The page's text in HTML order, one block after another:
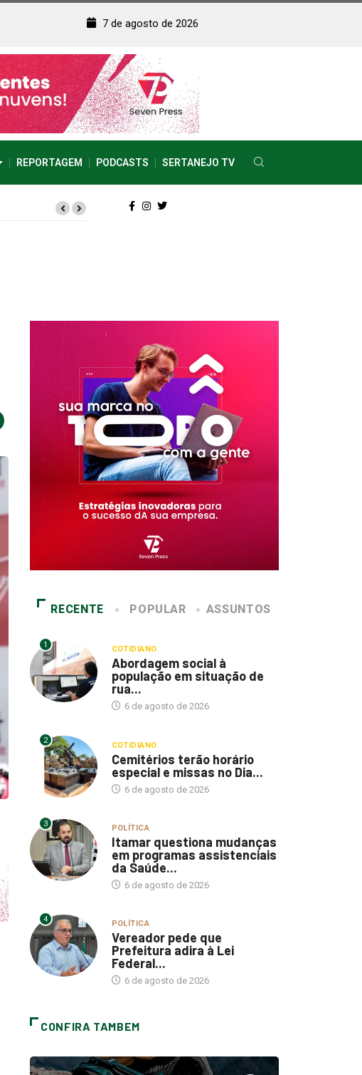
7 de agosto de 2026
REPORTAGEM PODCASTS SERTANEJO TV
RECENTE POPULAR ASSUNTOS
1 COTIDIANO
Abordagem social à
população em situação de
rua...
6 de agosto de 2026
2 COTIDIANO
Cemitérios terão horário
especial e missas no Dia...
6 de agosto de 2026
3 POLÍTICA
Itamar questiona mudanças
em programas assistenciais
da Saúde...
6 de agosto de 2026
4 POLÍTICA
Vereador pede que
Prefeitura adira à Lei
Federal...
6 de agosto de 2026
CONFIRA TAMBEM